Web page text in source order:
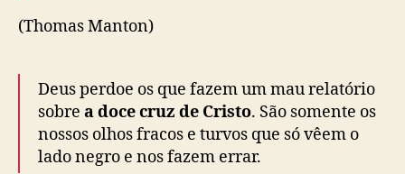
(Thomas Manton)
Deus perdoe os que fazem um mau relatório
sobre a doce cruz de Cristo. São somente os
nossos olhos fracos e turvos que só vêem o
lado negro e nos fazem errar.